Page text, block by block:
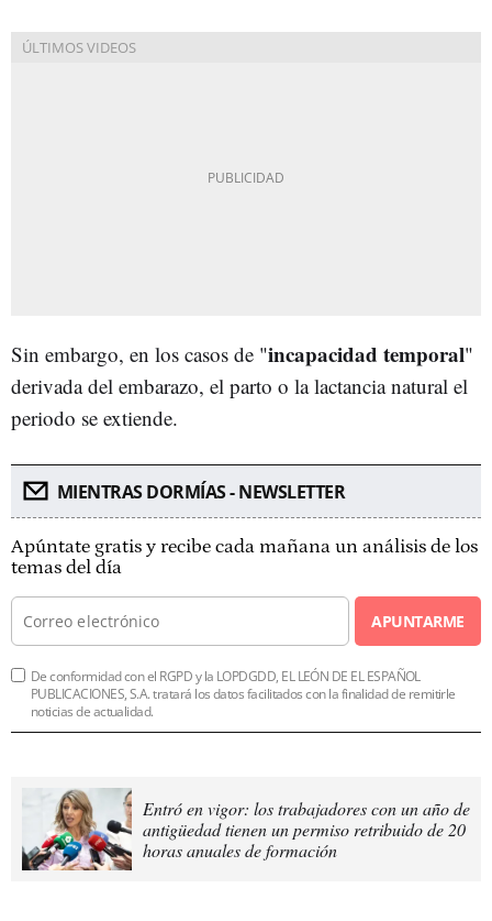
Sin embargo, en los casos de "incapacidad temporal"
derivada del embarazo, el parto o la lactancia natural el
periodo se extiende.
MIENTRAS DORMÍAS - NEWSLETTER
Apúntate gratis y recibe cada mañana un análisis de los
temas del día
APUNTARME
De conformidad con el RGPD y la LOPDGDD, EL LEÓN DE EL ESPAÑOL
PUBLICACIONES, S.A. tratará los datos facilitados con la finalidad de remitirle
noticias de actualidad.
Entró en vigor: los trabajadores con un año de
antigüedad tienen un permiso retribuido de 20
horas anuales de formación